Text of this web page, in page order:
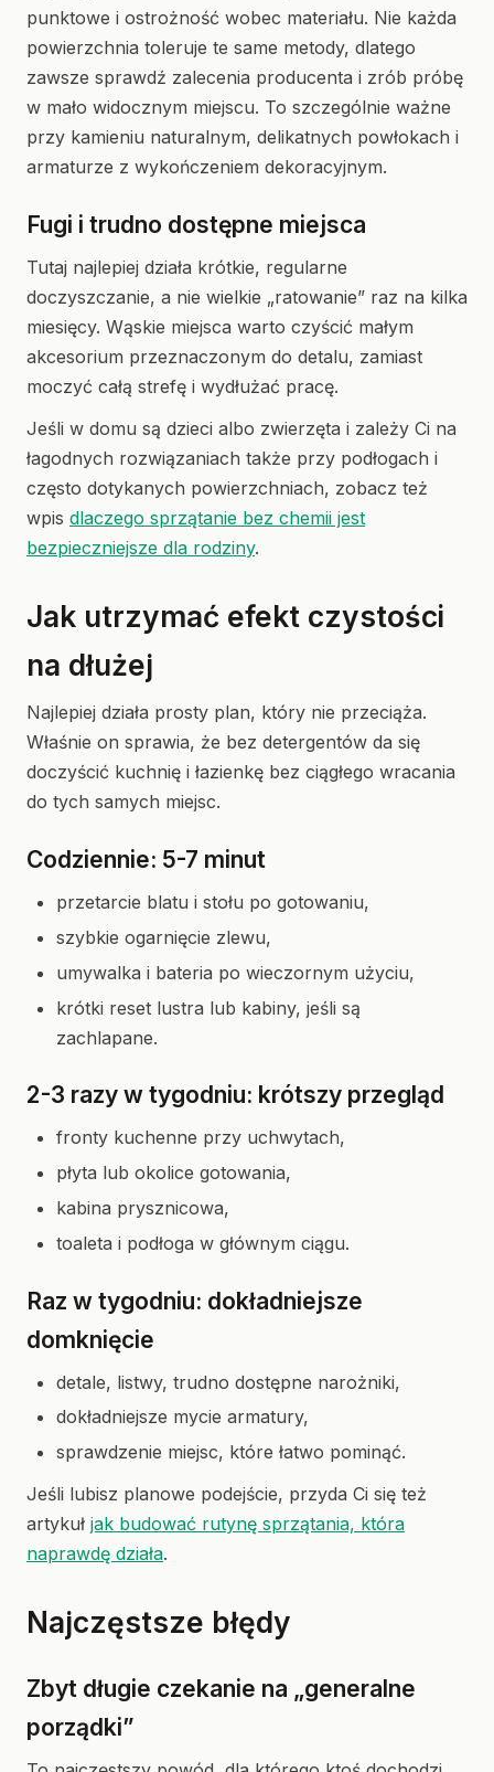
punktowe i ostrożność wobec materiału. Nie każda
powierzchnia toleruje te same metody, dlatego
zawsze sprawdź zalecenia producenta i zrób próbę
w mało widocznym miejscu. To szczególnie ważne
przy kamieniu naturalnym, delikatnych powłokach i
armaturze z wykończeniem dekoracyjnym.
Fugi i trudno dostępne miejsca
Tutaj najlepiej działa krótkie, regularne
doczyszczanie, a nie wielkie „ratowanie” raz na kilka
miesięcy. Wąskie miejsca warto czyścić małym
akcesorium przeznaczonym do detalu, zamiast
moczyć całą strefę i wydłużać pracę.
Jeśli w domu są dzieci albo zwierzęta i zależy Ci na
łagodnych rozwiązaniach także przy podłogach i
często dotykanych powierzchniach, zobacz też
wpis dlaczego sprzątanie bez chemii jest
bezpieczniejsze dla rodziny.
Jak utrzymać efekt czystości
na dłużej
Najlepiej działa prosty plan, który nie przeciąża.
Właśnie on sprawia, że bez detergentów da się
doczyścić kuchnię i łazienkę bez ciągłego wracania
do tych samych miejsc.
Codziennie: 5-7 minut
przetarcie blatu i stołu po gotowaniu,
szybkie ogarnięcie zlewu,
umywalka i bateria po wieczornym użyciu,
krótki reset lustra lub kabiny, jeśli są
zachlapane.
2-3 razy w tygodniu: krótszy przegląd
fronty kuchenne przy uchwytach,
płyta lub okolice gotowania,
kabina prysznicowa,
toaleta i podłoga w głównym ciągu.
Raz w tygodniu: dokładniejsze
domknięcie
detale, listwy, trudno dostępne narożniki,
dokładniejsze mycie armatury,
sprawdzenie miejsc, które łatwo pominąć.
Jeśli lubisz planowe podejście, przyda Ci się też
artykuł jak budować rutynę sprzątania, która
naprawdę działa.
Najczęstsze błędy
Zbyt długie czekanie na „generalne
porządki”